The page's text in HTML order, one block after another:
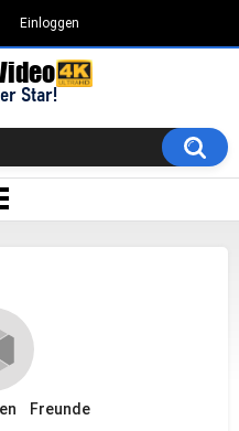
Einloggen
Freunde